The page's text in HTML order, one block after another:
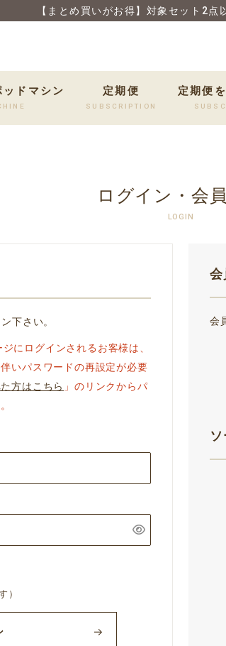
【まとめ買いがお得】対象セット2点
ッドマシン 定期便
SUBSCRIPTION
定期便
ログイン・会
LOGIN
下さい。
にログインされるお客様は、
いパスワードの再設定が必要
方はこちら 」のリンクからパ
）
会
会